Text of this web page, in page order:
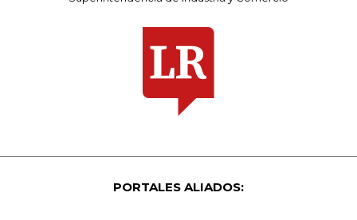
PORTALES ALIADOS: